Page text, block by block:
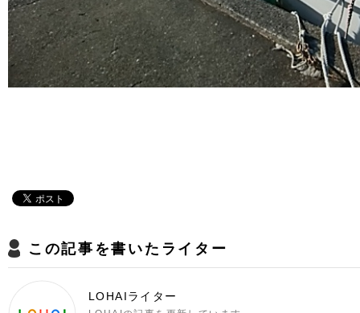
この記事を書いたライター
LOHAIライター